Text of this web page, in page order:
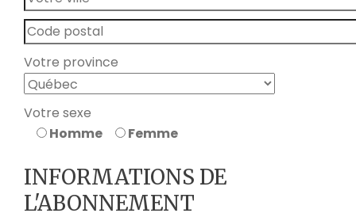
Votre province
Votre sexe
Homme
Femme
INFORMATIONS DE
L'ABONNEMENT